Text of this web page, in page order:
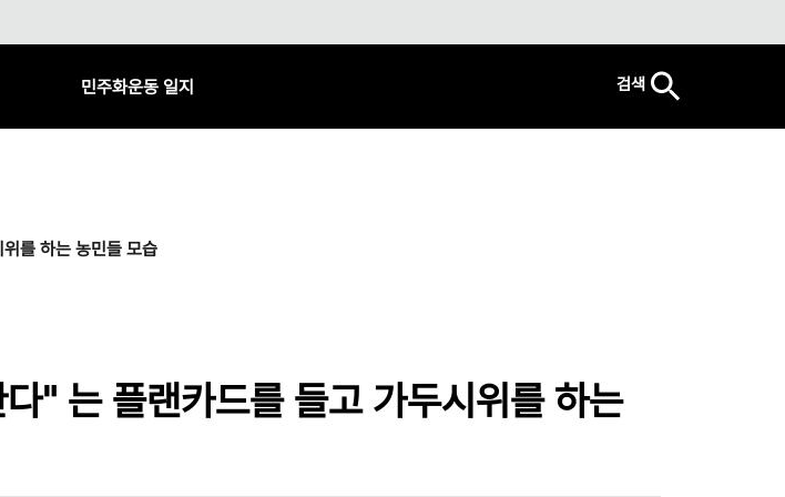
민주화운동 일지 검색
를 하는 농민들 모습
" 는 플랜카드를 들고 가두시위를 하는